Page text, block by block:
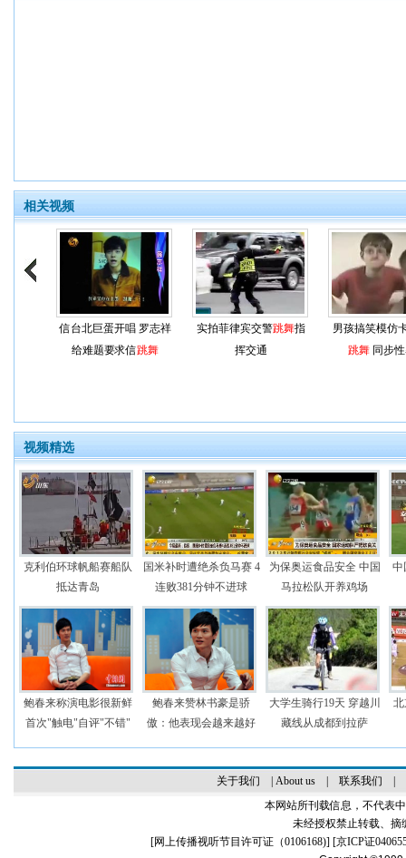
相关视频
信台北巨蛋开唱 罗志祥
给难题要求信跳舞
实拍菲律宾交警跳舞指
挥交通
男孩搞笑模仿
跳舞同步性
视频精选
克利伯环球帆船赛船队
抵达青岛
国米补时遭绝杀负马赛 4
连败381分钟不进球
为保奥运食品安全 中国
马拉松队开养鸡场
中
鲍春来称演电影很新鲜
首次"触电"自评"不错"
鲍春来赞林书豪是骄
傲：他表现会越来越好
大学生骑行19天 穿越川
藏线从成都到拉萨
北
关于我们 About us| 联系我们
本网站所刊载信息，不代表
未经授权禁止转载、摘
[网上传播视听节目许可证（0106168)] [京ICP证